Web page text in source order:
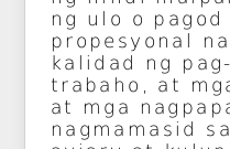
ng ulo o
propesyonal
kalidad ng
trabaho, at
at mga
nagmamasid